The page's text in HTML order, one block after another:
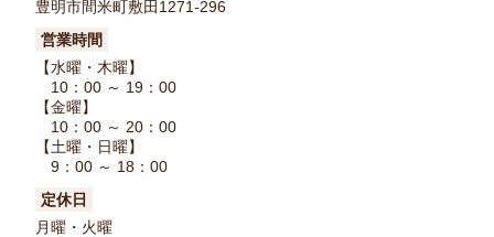
豊明市間米町敷田1271-296
営業時間
【水曜・木曜】
10：00 ～ 19：00
【金曜】
10：00 ～ 20：00
【土曜・日曜】
9：00 ～ 18：00
定休日
月曜・火曜